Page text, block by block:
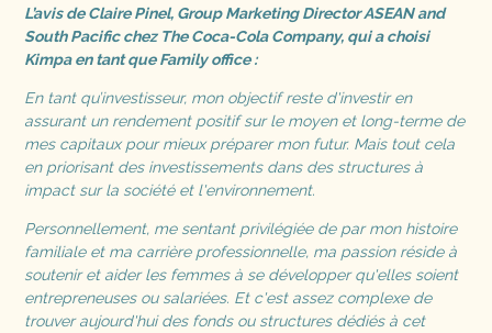
L’avis de Claire Pinel, Group Marketing Director ASEAN and
South Pacific chez The Coca-Cola Company, qui a choisi
Kimpa en tant que Family office :
En tant qu’investisseur, mon objectif reste d'investir en
assurant un rendement positif sur le moyen et long-terme de
mes capitaux pour mieux préparer mon futur. Mais tout cela
en priorisant des investissements dans des structures à
impact sur la société et l'environnement.
Personnellement, me sentant privilégiée de par mon histoire
familiale et ma carrière professionnelle, ma passion réside à
soutenir et aider les femmes à se développer qu'elles soient
entrepreneuses ou salariées. Et c'est assez complexe de
trouver aujourd'hui des fonds ou structures dédiés à cet